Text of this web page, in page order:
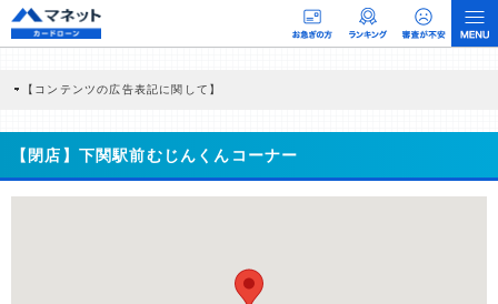
【コンテンツの広告表記に関して】
商品を根拠なくPRするものではなく、当編集部の調査／ユーザーへの口コミ収集な
どに基づき、公平性を担保した情報提供を行っています。
>提携企業一覧
【閉店】下関駅前むじんくんコーナー